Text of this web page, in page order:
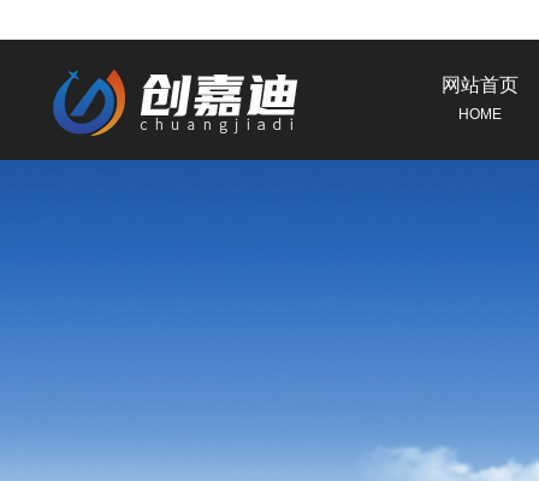
网站首页
HOME